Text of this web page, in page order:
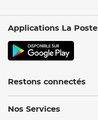
Applications La Poste
Restons connectés
Nos Services